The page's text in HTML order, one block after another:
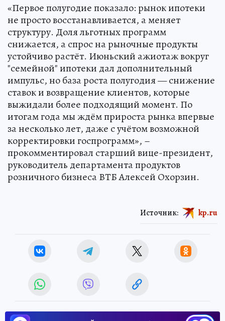
«Первое полугодие показало: рынок ипотеки
не просто восстанавливается, а меняет
структуру. Доля льготных программ
снижается, а спрос на рыночные продукты
устойчиво растёт. Июньский ажиотаж вокруг
"семейной" ипотеки дал дополнительный
импульс, но база роста полугодия — снижение
ставок и возвращение клиентов, которые
выжидали более подходящий момент. По
итогам года мы ждём прироста рынка впервые
за несколько лет, даже с учётом возможной
корректировки госпрограмм», –
прокомментировал старший вице-президент,
руководитель департамента продуктов
розничного бизнеса ВТБ Алексей Охорзин.
Источник: kp.ru